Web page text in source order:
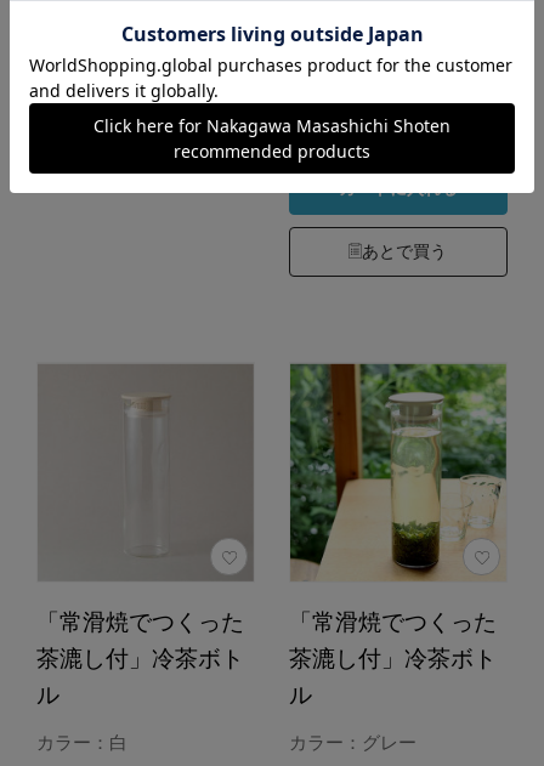
（税込）
5.0（1）
換用木蓋 別売り
2,200円
3.0（1）
あとで買う
「常滑焼でつくった
茶漉し付」冷茶ボト
ル
カラー：白
「常滑焼でつくった
茶漉し付」冷茶ボト
ル
カラー：グレー